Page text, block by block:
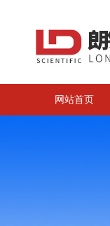
网站首页